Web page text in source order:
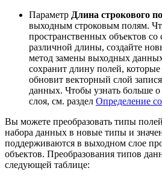
Параметр Длина строкового
выходным строковым полям.
пространственных объектов
различной длины, создайте
метод замены выходных
сохранит длину полей,
обновит векторный слой
данных. Чтобы узнать больше о
слоя, см. раздел Определение
Вы можете преобразовать типы
набора данных в новые типы и
поддерживаются в выходном слое
объектов. Преобразования типов
следующей таблице: